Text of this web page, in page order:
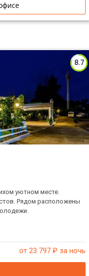
8.7
уютном месте.
Рядом расположены
от 23 797 ₽ за ночь